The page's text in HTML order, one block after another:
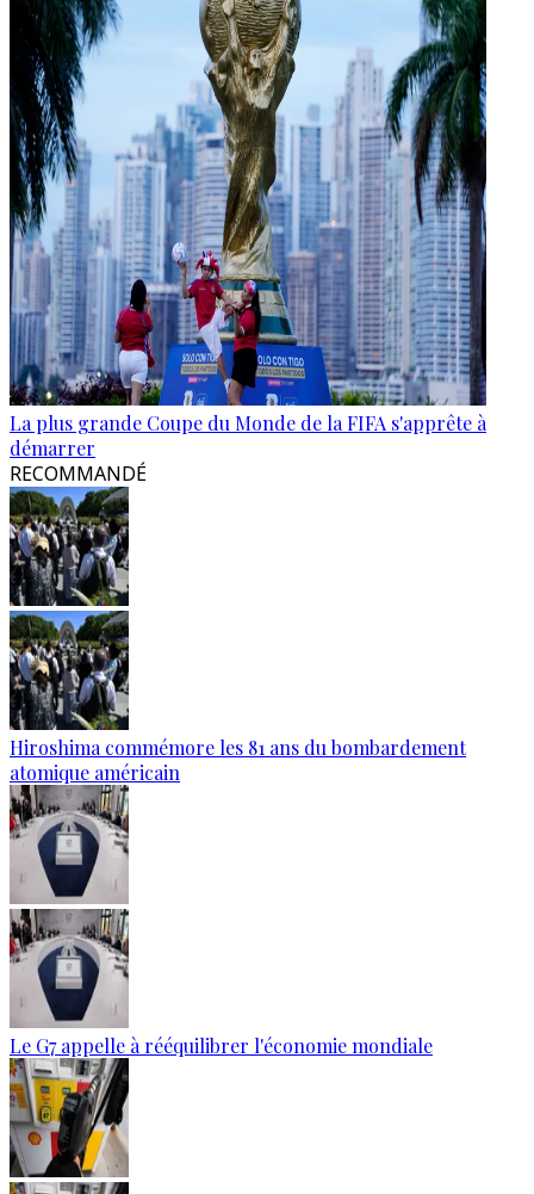
La plus grande Coupe du Monde de la FIFA s'apprête à
démarrer
RECOMMANDÉ
Hiroshima commémore les 81 ans du bombardement
atomique américain
Le G7 appelle à rééquilibrer l'économie mondiale